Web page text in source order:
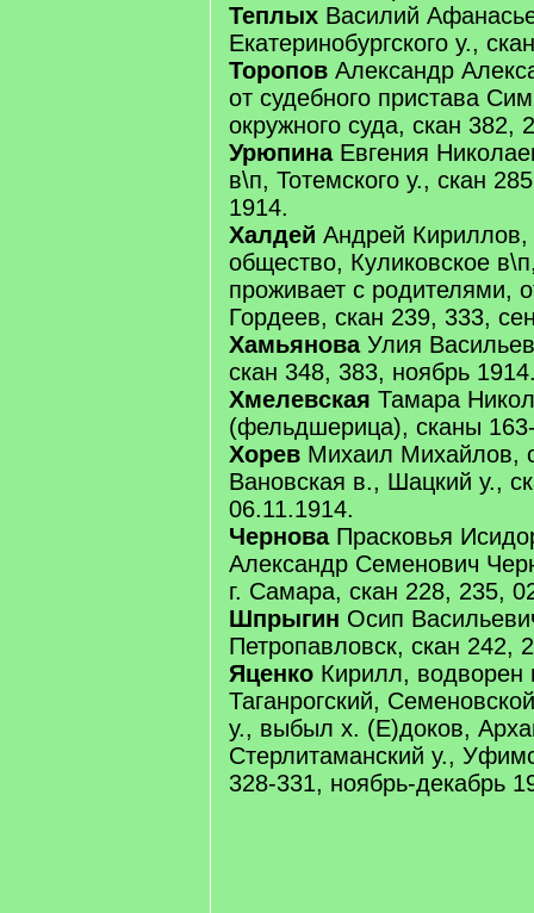
Теплых Василий
Екатеринобургского у.,
Торопов Александр
от судебного пристава
окружного суда, скан 382,
УрюпинаЕвгения
в\п, Тотемского у., скан
1914.
Халдей Андрей Кириллов,
общество, Куликовское
проживает с родителями,
Гордеев, скан 239, 333,
ХамьяноваУлия
скан 348, 383, ноябрь
Хмелевская Тамара
(фельдшерица), сканы
Хорев Михаил Михайлов,
Вановская в., Шацкий у.,
06.11.1914.
ЧерноваПрасковья
Александр Семенович
г. Самара, скан 228, 235,
Шпрыгин Осип
Петропавловск, скан 242,
Яценко Кирилл, водворен
Таганрогский,
у., выбыл х. (Е)доков,
Стерлитаманский у.,
328-331, ноябрь-декабрь